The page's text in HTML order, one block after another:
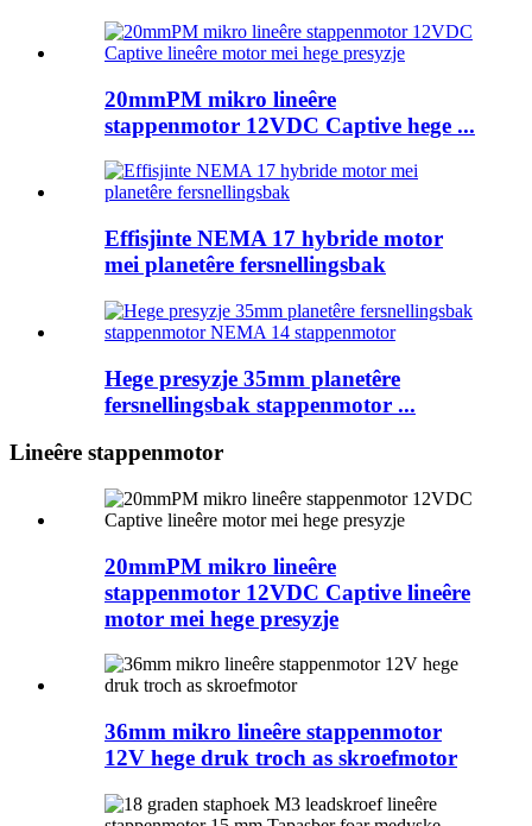
20mmPM mikro lineêre
stappenmotor 12VDC Captive hege ...
Effisjinte NEMA 17 hybride motor
mei planetêre fersnellingsbak
Hege presyzje 35mm planetêre
fersnellingsbak stappenmotor ...
Lineêre stappenmotor
20mmPM mikro lineêre
stappenmotor 12VDC Captive lineêre
motor mei hege presyzje
36mm mikro lineêre stappenmotor
12V hege druk troch as skroefmotor